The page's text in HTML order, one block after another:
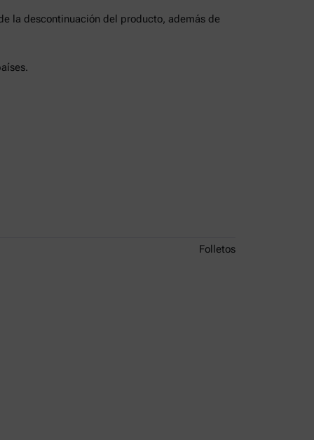
la descontinuación del producto, además de
Folletos